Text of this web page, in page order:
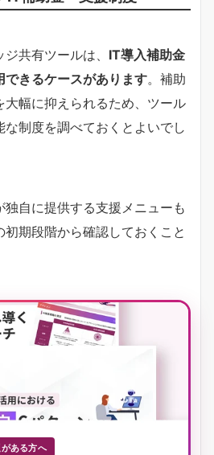
共有ツールは、 IT導入補助金
できるケースがあります。補助
大幅に抑えられるため、ツール
制度を調べておくとよいでし
独自に提供する支援メニューも
期段階から確認しておくこと
ある方へ